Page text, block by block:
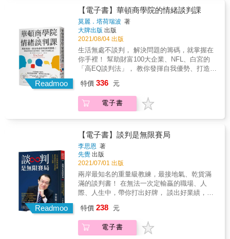
雙方的利益後，就要開始思考哪些選項同時能
夠滿足雙方的利益，而那就是可能的解決方
法。 3. 設定共同的標準：共同的標準是客觀的
標準，必須雙方都能接受。共同的標準可以衡
量解決方法是否合理，而非只是其中一方的讓
步。 4. 確認最佳替代方案：最佳替代方案是在
雙方談不攏時，你能實行的方案中最好的一
個。有了這個最佳替代方案，你就比較不會因
為對方的威嚇或脅迫而讓步。 5. 規劃達成目標
方法，就要塑造一個比雙方的最佳替代方案還
要好，也能滿足雙方利益的解決方法。同時你
也要思考你想得到最好的、可以接受的解決，
像要演講或是面試以前，你會事先演練一樣。
排練可能的情境會讓你有心理準備迎接可能發
生的狀況，也就能專注在你想達成的目標上。
& 以上這些準備，能幫助你找到解決問題的方
向。 & 配合5個談判步驟，以及本書貼心附上
的檢查清單，當需要溝通談判時，可以方便快
速的重新審視檢閱，讓你一開口，任何人都說
例，幫你快速理解運用！ & 書中的真實案例，
包含了讀者生活中會經歷的情況，小至家庭中
日常的爭吵，大到人質危機，甚至是冷戰時期
考，談判就比較容易打開僵局，才不會鑽牛角
尖。
總統，和民主黨打交道？ & ●談判無處不在 不
管從事什麼行業，不管你是在職場，還是在家
庭，只要有不同的意見，就可能需要談判協
商。談判已經成了現代人必備的基本知識和能
力，所以最好大家都學一點談判，才能用同樣
的語言溝通。 & ●談判是最不自私的學問 「雙
贏」的概念從來不是先天的良知良能，而是後
天學習來的。只有相信雙贏是可能的，我們才
會努力找到雙贏的解決方案。如果其中一方不
●學過談判，思考更有彈性 談判是一種思維方
式。沒學過談判，腦子裡只有黑色、白色；學
過談判，才會看見灰色。沒學過的人，會問你
馬。當我們腦子裡有一些解題的案例可以參
考，談判就比較容易打開僵局，才不會鑽牛角
尖。
談判，臨場反應能力，輕鬆駕馭談判。 & 本書
另一重點特色：運用國際案例、實戰案例、趣
味案例等，除了啟發學習者的創意 思維，還能
證明談判這一門學問的魅力與價值。 & 觀察社
會上、商場上擅長談判者都是贏家，擅長談判
者往往都成為團隊領導者，組織高端管理者。
談判不僅僅是談判，通過談判鍛鍊可以提升邏
輯力、表達力、溝通力、說服力、斡旋力、仲
裁力、決策力、分配力。 & 懂得談判、學會談
判，運用談判，談判學就是人生的成功學！
化解衝突解決問題。 & 書籍內容兼顧學理、實
用性、完整性，具備易讀、易懂、易學、易用
四大特色，適合自學，或是作為企業培育談判
人才的首選訓練教材。 & 本書共分5篇12章，
系統化完整的教導談判博奕觀念、心態、策
略、技巧。 & 【個人篇】重點在強化心理建
設、培養卓越觀念、提高走上談判桌的信心。
【學理篇】介紹雙贏談判模式與增值談判模
式，學習談判學的兩大主流模式。 【戰略篇】
權勢籌碼贏得談判。 【戰術篇】教你運用槓桿
原理有效操作三大心理籌碼 (ICE) 影響談判的
結果。 【應用篇】指導新手與中級手如何準備
另一重點特色：運用國際案例、實戰案例、趣
味案例等，除了啟發學習者的創意 思維，還能
證明談判這一門學問的魅力與價值。 & 觀察社
會上、商場上擅長談判者都是贏家，擅長談判
者往往都成為團隊領導者，組織高端管理者。
談判不僅僅是談判，通過談判鍛鍊可以提升邏
輯力、表達力、溝通力、說服力、斡旋力、仲
判，運用談判，談判學就是人生的成功學！
Readmoo
【電子書】華頓商學院的情緒談判課
莫麗．塔荷瑞波 著
大牌出版 出版
2021/08/04 出版
生活無處不談判， 解決問題的籌碼，就掌握在
你手裡！ 幫助財富100大企業、NFL、白宮的
「高EQ談判法」， 教你發揮自我優勢、打造正
圖書獎（Axiom Business Book Awards）業務
談判類──金牌得主 ★洞見趨勢圖書獎（Non-
Obvious Book Awards）年度非虛構類作品──
戰心法 人生由一連串的難題構成，而談判則是
解決問題的過程── ．夫妻歧異，如何解決？
．親子衝突，如何化解？ ．求職談判，如何爭
取到更好的條件？ ．面對重要客戶，如何找到
價格之外的談判籌碼？ 成功改變全球5,000名學
員的華頓談判名師， 揭祕利益最大化、創造長
期成功的談判關鍵！ 透過本書，你將會學到與
人同贏、創造最大價值的談判心法： ►談判成
功的真正訣竅。 ►解決困難對話的有效技巧。
大的合作思維。 ►獲得信任、事業與影響力的
關鍵。 ►建立正向連結的高效溝通法。 作者莫
特價 336 元
電子書
Readmoo
【電子書】談判是無限賽局
李思恩 著
先覺 出版
2021/07/01 出版
兩岸最知名的重量級教練，最接地氣、乾貨滿
滿的談判書！ 在無法一次定輸贏的職場、人
際、人生中，帶你打出好牌， 談出好業績，維
架構工具表 & 想要升職加薪怎麼談？ 想讓老闆
認同我的報告，該如何表達？ 對方就是不願讓
步，我又沒空間了，該怎麼繼續磋商？ 同事處
特價 238 元
電子書